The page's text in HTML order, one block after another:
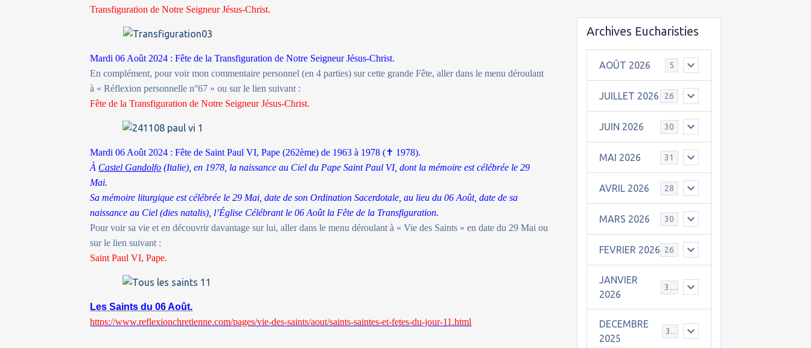
Transfiguration de Notre Seigneur Jésus-Christ.
Mardi 06 Août 2024 : Fête de la Transfiguration de Notre Seigneur Jésus-Christ.
En complément, pour voir mon commentaire personnel (en 4 parties) sur cette grande Fête, aller dans le menu déroulant
à « Réflexion personnelle n°67 » ou sur le lien suivant :
Fête de la Transfiguration de Notre Seigneur Jésus-Christ.
Mardi 06 Août 2024 : Fête de Saint Paul VI, Pape (262ème) de 1963 à 1978 (✝ 1978).
À Castel Gandolfo (Italie), en 1978, la naissance au Ciel du Pape Saint Paul VI, dont la mémoire est célébrée le 29
Mai.
Sa mémoire liturgique est célébrée le 29 Mai, date de son Ordination Sacerdotale, au lieu du 06 Août, date de sa
naissance au Ciel (dies natalis), l’Église Célébrant le 06 Août la Fête de la Transfiguration.
Pour voir sa vie et en découvrir davantage sur lui, aller dans le menu déroulant à « Vie des Saints » en date du 29 Mai ou
sur le lien suivant :
Saint Paul VI, Pape.
Les Saints du 06 Août.
https://www.reflexionchretienne.com/pages/vie-des-saints/aout/saints-saintes-et-fetes-du-jour-11.html
Archives Eucharisties
AOÛT 2026 5
JUILLET 2026 26
JUIN 2026 30
MAI 2026 31
AVRIL 2026 28
MARS 2026 30
FEVRIER 2026 26
JANVIER
2026
31
DECEMBRE
2025
30